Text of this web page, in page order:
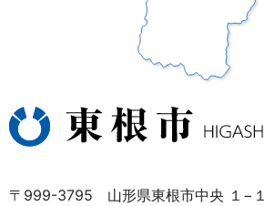
〒999-3795 山形県東根市中央 １−